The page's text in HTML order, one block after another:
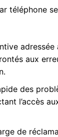
téléphone
adressée
aux
des
l’accès
de